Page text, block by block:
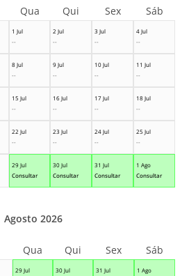
1 Jul
--
2 Jul
--
3 Jul
--
4 Jul
--
8 Jul
--
9 Jul
--
10 Jul
--
11 Jul
--
15 Jul
--
16 Jul
--
17 Jul
--
18 Jul
--
22 Jul
--
23 Jul
--
24 Jul
--
25 Jul
--
29 Jul
Consultar
30 Jul
Consultar
31 Jul
Consultar
1 Ago
Consultar
Qua Qui Sex Sáb
29 Jul
30 Jul
31 Jul
1 Ago
Agosto 2026
Qua Qui Sex Sáb